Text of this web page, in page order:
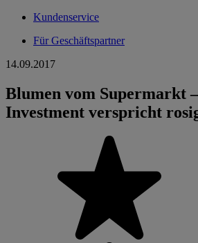
Kundenservice
Für Geschäftspartner
14.09.2017
Blumen vom Supermarkt
Investment verspricht